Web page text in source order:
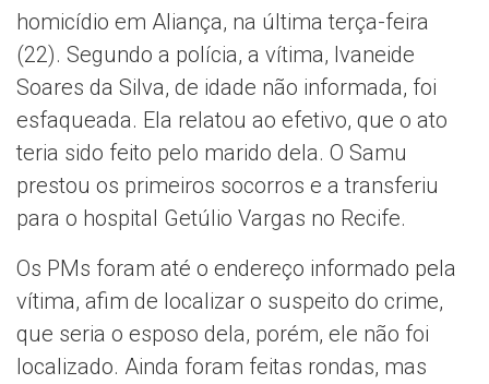
homicídio em Aliança, na última terça-feira
(22). Segundo a polícia, a vítima, Ivaneide
Soares da Silva, de idade não informada, foi
esfaqueada. Ela relatou ao efetivo, que o ato
teria sido feito pelo marido dela. O Samu
prestou os primeiros socorros e a transferiu
para o hospital Getúlio Vargas no Recife.
Os PMs foram até o endereço informado pela
vítima, afim de localizar o suspeito do crime,
que seria o esposo dela, porém, ele não foi
localizado. Ainda foram feitas rondas, mas